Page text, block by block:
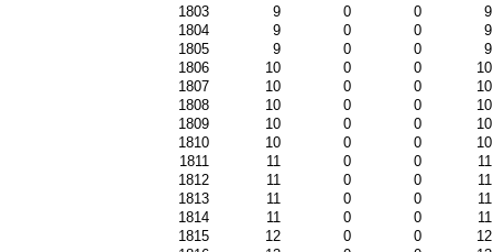
1803
9 0 0
9
1804
9 0 0
9
1805
9 0 0
9
1806
10 0 0
10
1807
10 0 0
10
1808
10 0 0
10
1809
10 0 0
10
1810
10 0 0
10
1811
11 0 0
11
1812
11 0 0
11
1813
11 0 0
11
1814
11 0 0
11
1815
12 0 0
12